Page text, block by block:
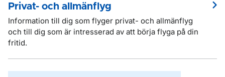
Privat- och allmänflyg
Information till dig som flyger privat- och allmänflyg
och till dig som är intresserad av att börja flyga på din
fritid.